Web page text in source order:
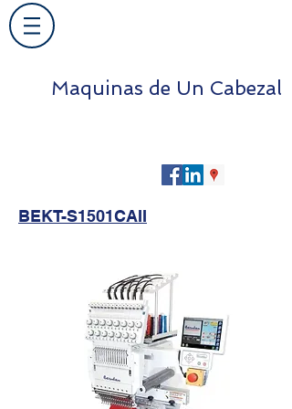
Maquinas de Un Cabezal
BEKT-S1501CAII